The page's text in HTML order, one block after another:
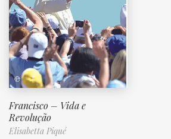
Francisco – Vida e
Revolução
Elisabetta Piqué